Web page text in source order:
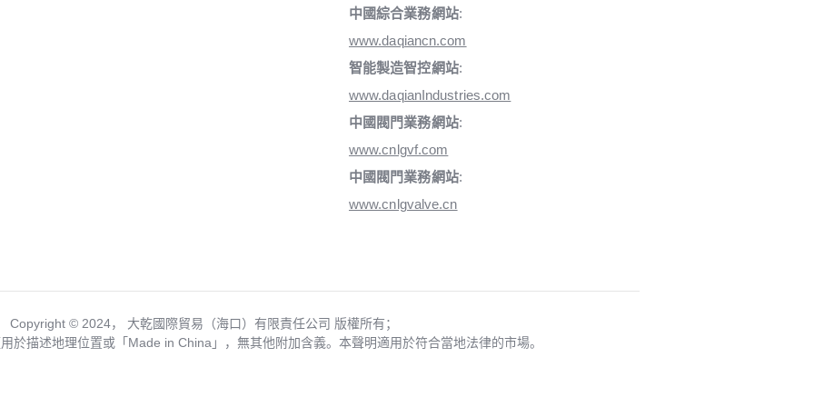
中國綜合業務網站:
www.daqiancn.com
智能製造智控網站:
www.daqianIndustries.com
中國閥門業務網站:
www.cnlgvf.com
中國閥門業務網站:
www.cnlgvalve.cn
Copyright ©️ 2024， 大乾國際貿易（海口）有限責任公司 版權所有；
於描述地理位置或「Made in China」，無其他附加含義。本聲明適用於符合當地法律的市場。